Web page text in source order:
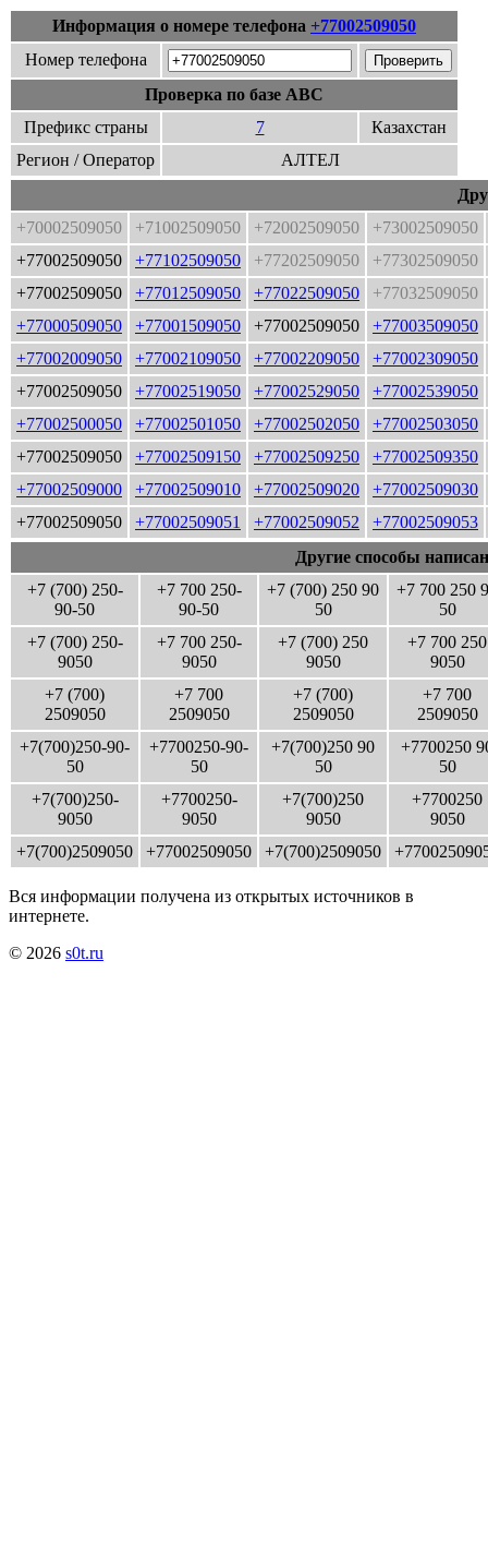
Информация о номере телефона +77002509050
Номер телефона
Проверка по базе ABC
Префикс страны
7
Казахстан
Регион / Оператор
АЛТЕЛ
+70002509050
+71002509050 +72002509050
+73002509050
+77002509050
+77102509050 +77202509050
+77302509050
+77002509050
+77012509050 +77022509050
+77032509050
+77000509050
+77001509050 +77002509050
+77003509050
+77002009050
+77002109050 +77002209050
+77002309050
+77002509050
+77002519050 +77002529050
+77002539050
+77002500050
+77002501050 +77002502050
+77002503050
+77002509050
+77002509150 +77002509250
+77002509350
+77002509000
+77002509010 +77002509020
+77002509030
+77002509050
+77002509051 +77002509052
+77002509053
Другие способы
+7 (700) 250-
90-50
+7 700 250-
90-50
+7 (700) 250 90
50
+7 700 250
50
+7 (700) 250-
9050
+7 700 250-
9050
+7 (700) 250
9050
+7 700 250
9050
+7 (700)
2509050
+7 700
2509050
+7 (700)
2509050
+7 700
2509050
+7(700)250-90-
50
+7700250-90-
50
+7(700)250 90
50
+7700250
50
+7(700)250-
9050
+7700250-
9050
+7(700)250
9050
+7700250
9050
+7(700)2509050
+77002509050 +7(700)2509050
Вся информации получена из открытых источников в
интернете.
© 2026 s0t.ru